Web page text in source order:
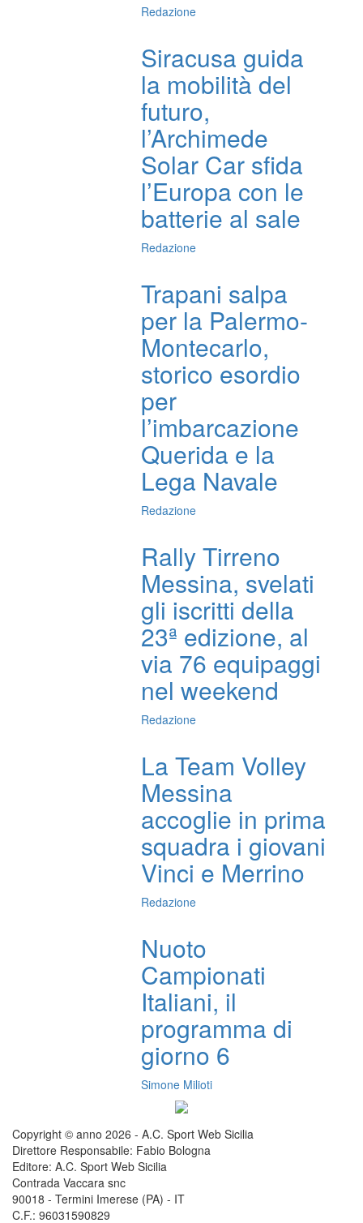
Redazione
Siracusa guida
la mobilità del
futuro,
l’Archimede
Solar Car sfida
l’Europa con le
batterie al sale
Redazione
Trapani salpa
per la Palermo-
Montecarlo,
storico esordio
per
l’imbarcazione
Querida e la
Lega Navale
Redazione
Rally Tirreno
Messina, svelati
gli iscritti della
23ª edizione, al
via 76 equipaggi
nel weekend
Redazione
La Team Volley
Messina
accoglie in prima
squadra i giovani
Vinci e Merrino
Redazione
Nuoto
Campionati
Italiani, il
programma di
giorno 6
Simone Milioti
Copyright © anno 2026 - A.C. Sport Web Sicilia
Direttore Responsabile: Fabio Bologna
Editore: A.C. Sport Web Sicilia
Contrada Vaccara snc
90018 - Termini Imerese (PA) - IT
C.F.: 96031590829